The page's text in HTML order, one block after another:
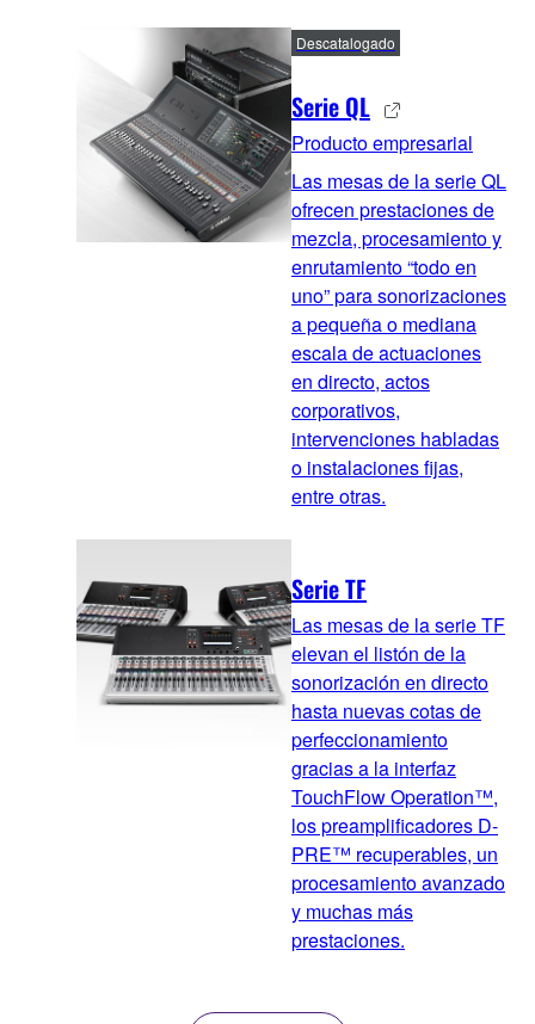
Serie QL
Descatalogado
Producto empresarial
Las mesas de la serie QL
ofrecen prestaciones de
mezcla, procesamiento y
enrutamiento “todo en
uno” para sonorizaciones
a pequeña o mediana
escala de actuaciones
en directo, actos
corporativos,
intervenciones habladas
o instalaciones fijas,
entre otras.
Serie TF
Las mesas de la serie TF
elevan el listón de la
sonorización en directo
hasta nuevas cotas de
perfeccionamiento
gracias a la interfaz
TouchFlow Operation™,
los preamplificadores D-
PRE™ recuperables, un
procesamiento avanzado
y muchas más
prestaciones.